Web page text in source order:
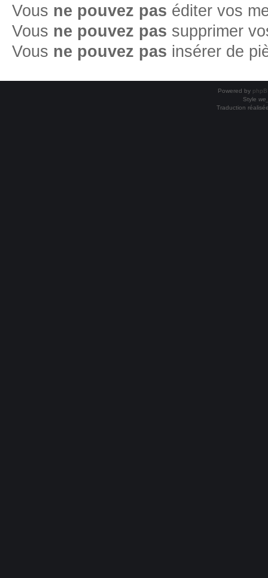
Vous ne pouvez pas éditer vos
Vous ne pouvez pas supprimer
Vous ne pouvez pas insérer de
Powered by
Style
Traduction